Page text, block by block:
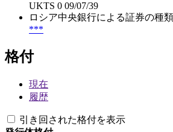
UKTS 0 09/07/39
ロシア中央銀行による証券の種類
***
格付
現在
履歴
引き回された格付を表示